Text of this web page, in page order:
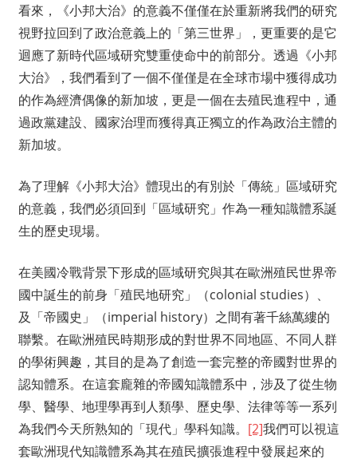
看來，《小邦大治》的意義不僅僅在於重新將我們的研究
視野拉回到了政治意義上的「第三世界」，更重要的是它
迴應了新時代區域研究雙重使命中的前部分。透過《小邦
大治》，我們看到了一個不僅僅是在全球市場中獲得成功
的作為經濟偶像的新加坡，更是一個在去殖民進程中，通
過政黨建設、國家治理而獲得真正獨立的作為政治主體的
新加坡。
為了理解《小邦大治》體現出的有別於「傳統」區域研究
的意義，我們必須回到「區域研究」作為一種知識體系誕
生的歷史現場。
在美國冷戰背景下形成的區域研究與其在歐洲殖民世界帝
國中誕生的前身「殖民地研究」（colonial studies）、
及「帝國史」（imperial history）之間有著千絲萬縷的
聯繫。在歐洲殖民時期形成的對世界不同地區、不同人群
的學術興趣，其目的是為了創造一套完整的帝國對世界的
認知體系。在這套龐雜的帝國知識體系中，涉及了從生物
學、醫學、地理學再到人類學、歷史學、法律等等一系列
為我們今天所熟知的「現代」學科知識。 [2]我們可以視這
套歐洲現代知識體系為其在殖民擴張進程中發展起來的